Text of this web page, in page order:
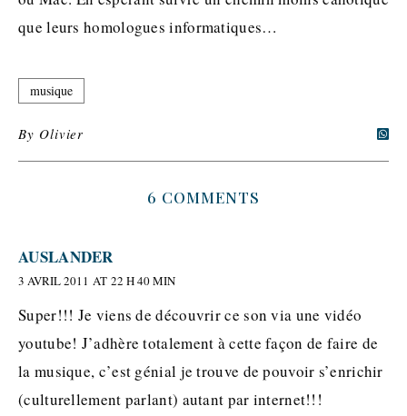
que leurs homologues informatiques…
musique
By Olivier
6 COMMENTS
AUSLANDER
3 AVRIL 2011 AT 22 H 40 MIN
Super!!! Je viens de découvrir ce son via une vidéo
youtube! J’adhère totalement à cette façon de faire de
la musique, c’est génial je trouve de pouvoir s’enrichir
(culturellement parlant) autant par internet!!!